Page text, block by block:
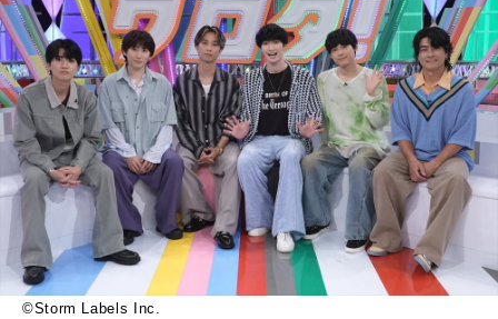
©Storm Labels Inc.